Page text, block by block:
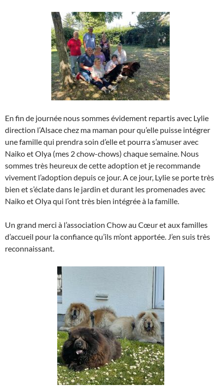
En fin de journée nous sommes évidement repartis avec Lylie
direction l’Alsace chez ma maman pour qu’elle puisse intégrer
une famille qui prendra soin d’elle et pourra s’amuser avec
Naiko et Olya (mes 2 chow-chows) chaque semaine. Nous
sommes très heureux de cette adoption et je recommande
vivement l’adoption depuis ce jour. A ce jour, Lylie se porte très
bien et s’éclate dans le jardin et durant les promenades avec
Naiko et Olya qui l’ont très bien intégrée à la famille.
Un grand merci à l’association Chow au Cœur et aux familles
d’accueil pour la confiance qu’ils m’ont apportée. J’en suis très
reconnaissant.